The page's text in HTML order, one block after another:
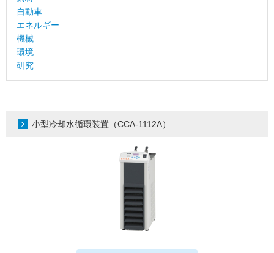
自動車
エネルギー
機械
環境
研究
小型冷却水循環装置（CCA-1112A）